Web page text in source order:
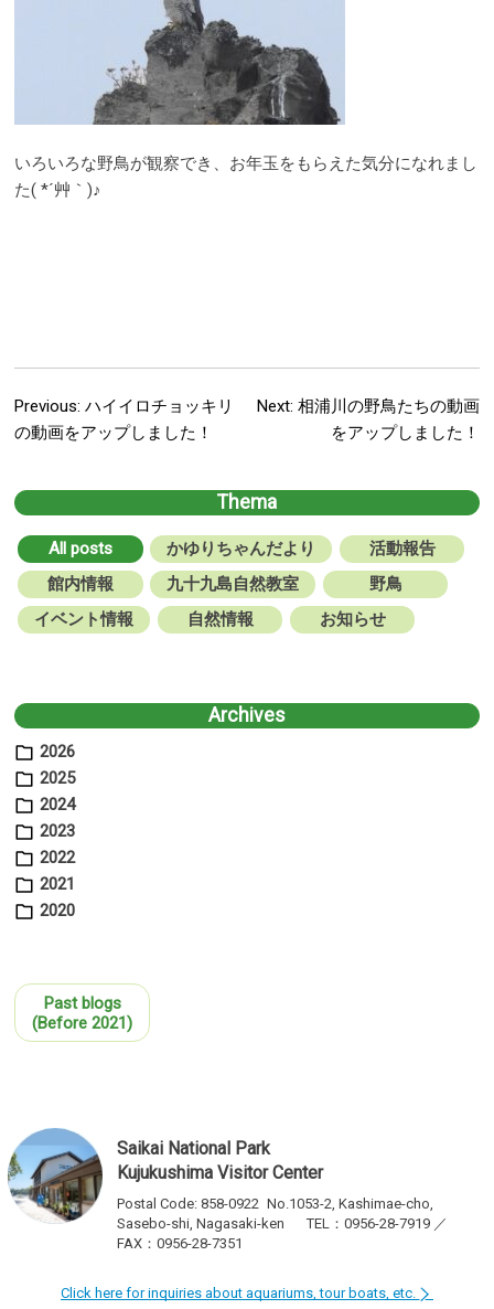
いろいろな野鳥が観察でき、お年玉をもらえた気分になれまし
た( *´艸｀)♪
Post
navigation
Previous: ハイイロチョッキリ
の動画をアップしました！
Next: 相浦川の野鳥たちの動画
をアップしました！
Thema
All posts かゆりちゃんだより
活動報告
館内情報
九十九島自然教室
野鳥
イベント情報
自然情報 お知らせ
Archives
2026
2025
2024
2023
2022
2021
2020
Past blogs
(Before 2021)
Saikai National Park
Kujukushima Visitor Center
Postal Code: 858-0922 No.1053-2, Kashimae-cho,
Sasebo-shi, Nagasaki-ken
TEL：0956-28-7919 ／
FAX：0956-28-7351
Click here for inquiries about aquariums, tour boats, etc.